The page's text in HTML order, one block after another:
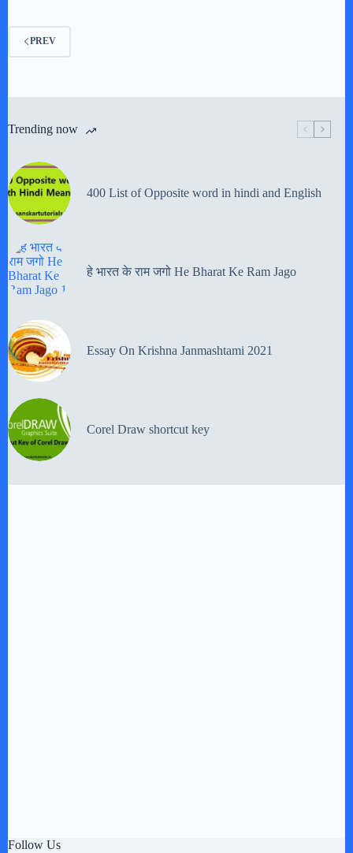
abhiyan
PREV
Trending now
400 List of Opposite word in hindi and English
हे भारत के राम जगो He Bharat Ke Ram Jago
Essay On Krishna Janmashtami 2021
Corel Draw shortcut key
Follow Us